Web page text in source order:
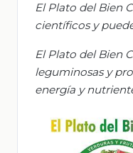
El Plato del Bien
científicos y
El Plato del Bien
leguminosas y
energía y